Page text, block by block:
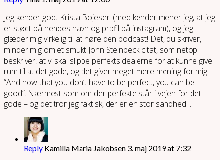
Jeg kender godt Krista Bojesen (med kender mener jeg, at jeg
er stødt på hendes navn og profil på instagram), og jeg
glæder mig virkelig til at høre den podcast! Det, du skriver,
minder mig om et smukt John Steinbeck citat, som netop
beskriver, at vi skal slippe perfektsidealerne for at kunne give
rum til at det gode, og det giver meget mere mening for mig:
“And now that you don’t have to be perfect, you can be
good”. Nærmest som om der perfekte står i vejen for det
gode – og det tror jeg faktisk, der er en stor sandhed i.
Reply Kamilla Maria Jakobsen 3. maj 2019 at 7:32